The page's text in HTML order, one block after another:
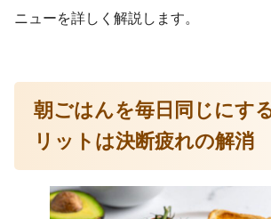
ニューを詳しく解説します。
朝ごはんを毎日同じにす
リットは決断疲れの解消